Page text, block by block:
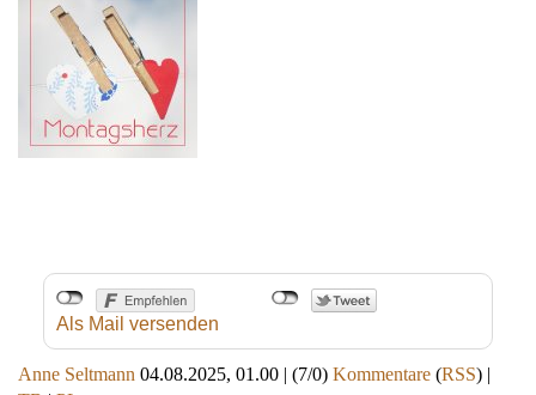
Als Mail versenden
Anne Seltmann 04.08.2025, 01.00 | (7/0) Kommentare (RSS) |